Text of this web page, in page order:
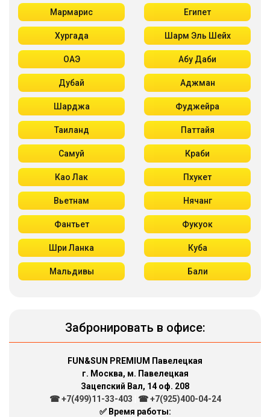
Мармарис Египет
Хургада Шарм Эль Шейх
ОАЭ Абу Даби
Дубай Аджман
Шарджа Фуджейра
Таиланд Паттайя
Самуй Краби
Као Лак Пхукет
Вьетнам Нячанг
Фантьет Фукуок
Шри Ланка Куба
Мальдивы Бали
Забронировать в офисе:
FUN&SUN PREMIUM Павелецкая
г. Москва, м. Павелецкая
Зацепский Вал, 14 оф. 208
☎ +7(499)11-33-403
☎ +7(925)400-04-24
✅ Время работы: